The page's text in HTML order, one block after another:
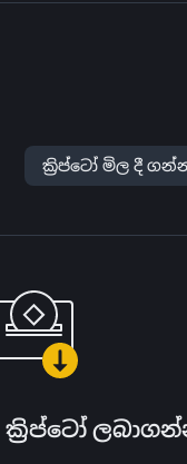
ක්‍රිප්ටෝ මිල දී
ක්‍රිප්ටෝ